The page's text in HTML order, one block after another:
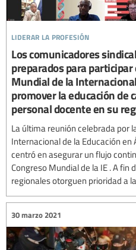
liderar la profesión
Los comunicadores
preparados para participar
Mundial de la
promover la educación de
personal docente en su
La última reunión celebrada por
Internacional de la Educación en
centró en asegurar un flujo
Congreso Mundial de la IE . A
regionales otorguen prioridad a
30 marzo 2021